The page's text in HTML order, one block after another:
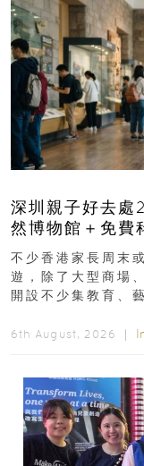
深圳親子好去
然博物館＋免費
齡、交通、門票
不少香港家長周末
遊，除了大型商場
開設不少集教育、
6th August, 2026 ｜